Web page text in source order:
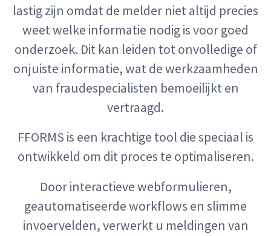
lastig zijn omdat de melder niet altijd precies
weet welke informatie nodig is voor goed
onderzoek. Dit kan leiden tot onvolledige of
onjuiste informatie, wat de werkzaamheden
van fraudespecialisten bemoeilijkt en
vertraagd.
FFORMS is een krachtige tool die speciaal is
ontwikkeld om dit proces te optimaliseren.
Door interactieve webformulieren,
geautomatiseerde workflows en slimme
invoervelden, verwerkt u meldingen van